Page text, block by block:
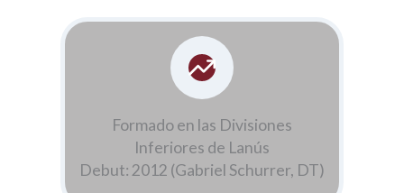
Formado en las Divisiones
Inferiores de Lanús
Debut: 2012 (Gabriel Schurrer, DT)